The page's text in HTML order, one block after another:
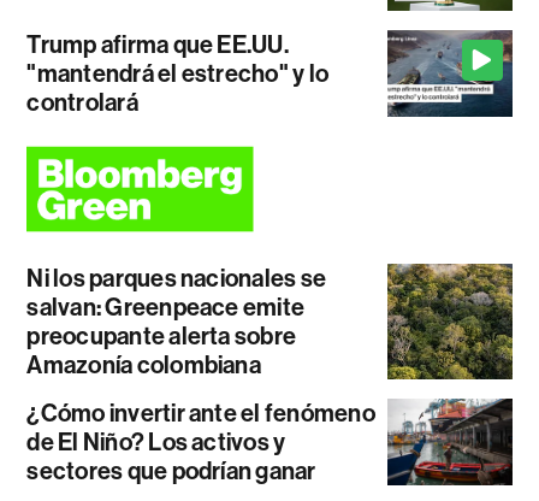
Trump afirma que EE.UU.
"mantendrá el estrecho" y lo
controlará
Ni los parques nacionales se
salvan: Greenpeace emite
preocupante alerta sobre
Amazonía colombiana
¿Cómo invertir ante el fenómeno
de El Niño? Los activos y
sectores que podrían ganar